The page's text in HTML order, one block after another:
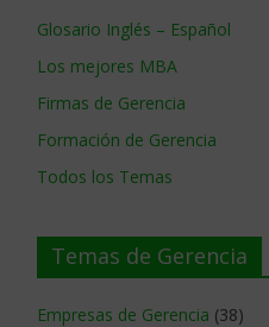
Glosario Inglés – Español
Los mejores MBA
Firmas de Gerencia
Formación de Gerencia
Todos los Temas
Temas de Gerencia
Empresas de Gerencia (38)